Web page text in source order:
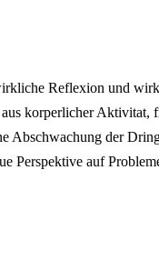
Reflexion und
korperlicher
Abschwachung der
Perspektive auf